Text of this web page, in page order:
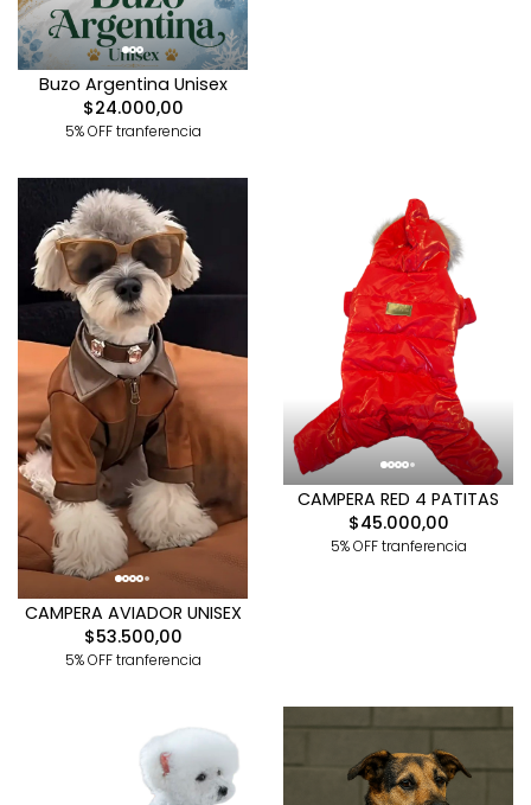
Buzo Argentina Unisex
$24.000,00
5% OFF tranferencia
CAMPERA AVIADOR UNISEX
$53.500,00
5% OFF tranferencia
CAMPERA RED 4 PATITAS
$45.000,00
5% OFF tranferencia